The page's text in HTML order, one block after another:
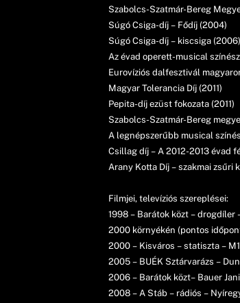
Szabolcs-Szatmár-Bereg
Súgó Csiga-díj – Fődíj (2004)
Súgó Csiga-díj – kiscsiga (2006)
Az évad operett-musical
Eurovíziós dalfesztivál
Magyar Tolerancia Díj (2011)
Pepita-díj ezüst fokozata (2011)
Szabolcs-Szatmár-Bereg
A legnépszerűbb musical
Csillag díj – A 2012-2013 évad
Arany Kotta Díj – szakmai zsűri
Filmjei, televíziós szereplései:
1998 – Barátok közt – drogdíler
2000 környékén (pontos
2000 – Kisváros – statiszta – M1
2005 – BUÉK Sztárvarázs –
2006 – Barátok közt– Bauer
2008 – A Stáb – rádiós –